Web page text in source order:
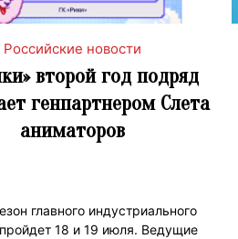
Российские новости
второй год подряд
генпартнером Слета
аниматоров
главного индустриального
18 и 19 июля. Ведущие